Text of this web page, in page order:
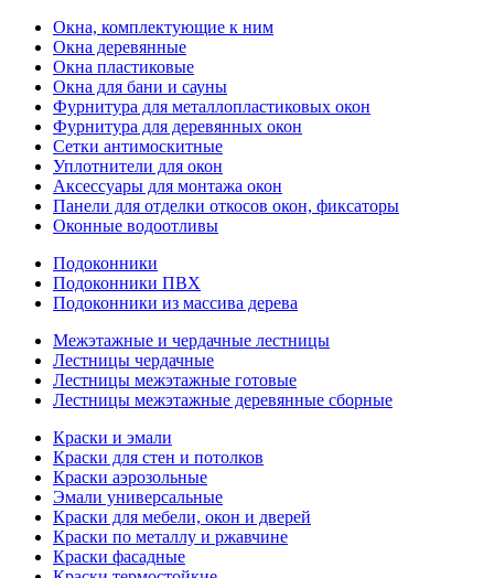
Окна, комплектующие к ним
Окна деревянные
Окна пластиковые
Окна для бани и сауны
Фурнитура для металлопластиковых окон
Фурнитура для деревянных окон
Сетки антимоскитные
Уплотнители для окон
Аксессуары для монтажа окон
Панели для отделки откосов окон, фиксаторы
Оконные водоотливы
Подоконники
Подоконники ПВХ
Подоконники из массива дерева
Межэтажные и чердачные лестницы
Лестницы чердачные
Лестницы межэтажные готовые
Лестницы межэтажные деревянные сборные
Краски и эмали
Краски для стен и потолков
Краски аэрозольные
Эмали универсальные
Краски для мебели, окон и дверей
Краски по металлу и ржавчине
Краски фасадные